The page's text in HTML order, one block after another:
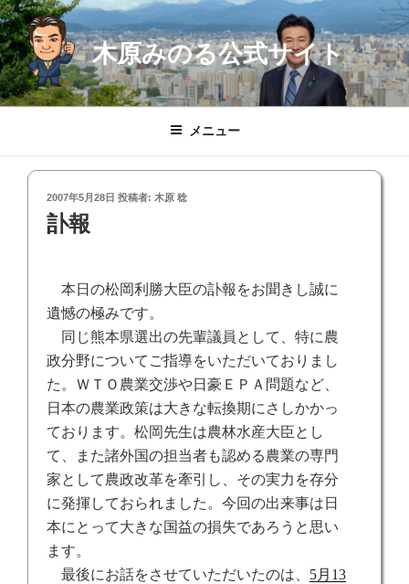
コ
ン
テ
ン
ツ
木原みのる公式サイト
メニュー
投
稿
日:
2007年5月28日 投稿者: 木原 稔
訃報
本日の松岡利勝大臣の訃報をお聞きし誠に
遺憾の極みです。
同じ熊本県選出の先輩議員として、特に農
政分野についてご指導をいただいておりまし
た。ＷＴＯ 農業交渉や日豪ＥＰＡ 問題など、
日本の農業政策は大きな転換期にさしかかっ
ております。松岡先生は農林水産大臣とし
て、また諸外国の担当者も認める農業の専門
家として農政改革を牽引し、その実力を存分
に発揮しておられました。今回の出来事は日
本にとって大きな国益の損失であろうと思い
ます。
最後にお話をさせていただいたのは、 5月 13